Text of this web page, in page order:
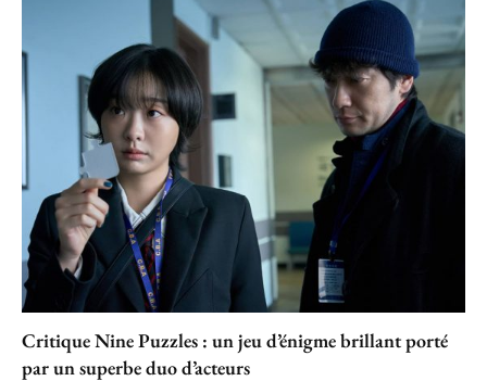
Critique Nine Puzzles : un jeu d’énigme brillant porté
par un superbe duo d’acteurs